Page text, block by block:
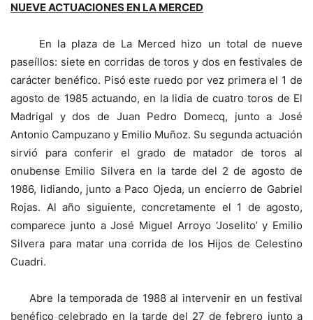
NUEVE ACTUACIONES EN LA MERCED
En la plaza de La Merced hizo un total de nueve
paseíllos: siete en corridas de toros y dos en festivales de
carácter benéfico. Pisó este ruedo por vez primera el 1 de
agosto de 1985 actuando, en la lidia de cuatro toros de El
Madrigal y dos de Juan Pedro Domecq, junto a José
Antonio Campuzano y Emilio Muñoz. Su segunda actuación
sirvió para conferir el grado de matador de toros al
onubense Emilio Silvera en la tarde del 2 de agosto de
1986, lidiando, junto a Paco Ojeda, un encierro de Gabriel
Rojas. Al año siguiente, concretamente el 1 de agosto,
comparece junto a José Miguel Arroyo ‘Joselito’ y Emilio
Silvera para matar una corrida de los Hijos de Celestino
Cuadri.
Abre la temporada de 1988 al intervenir en un festival
benéfico celebrado en la tarde del 27 de febrero junto a